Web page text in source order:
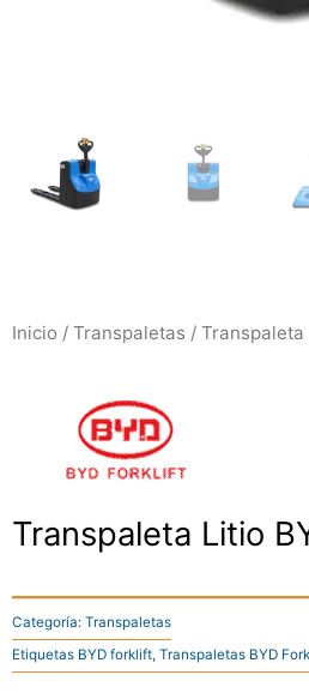
Inicio / Transpaletas / Transpaleta
Transpaleta Litio
Categoría: Transpaletas
Etiquetas BYD forklift, Transpaletas BYD